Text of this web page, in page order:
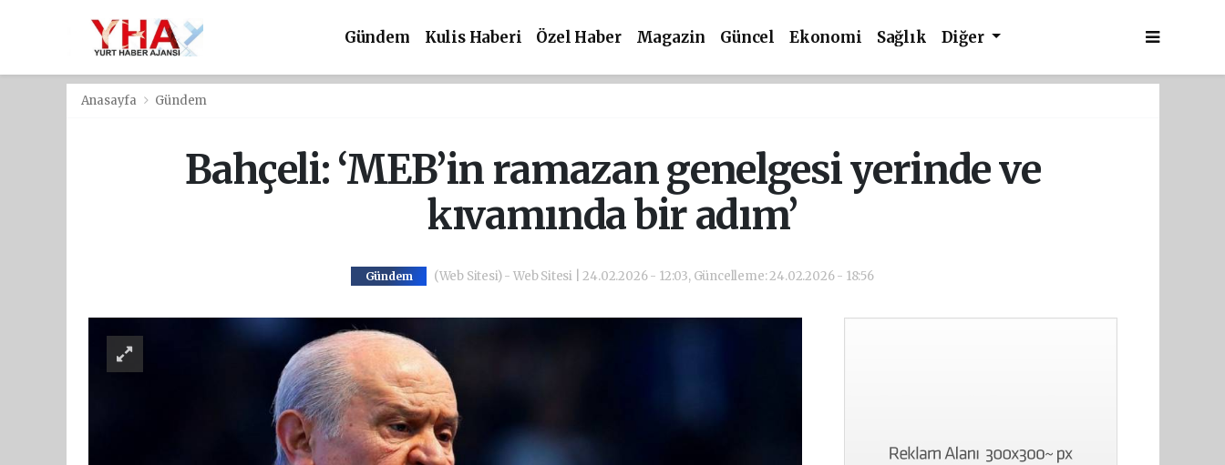
Gündem Kulis Haberi Özel Haber Magazin Güncel Ekonomi Sağlık Diğer
Anasayfa Gündem
Bahçeli: ‘MEB’in ramazan genelgesi yerinde ve
kıvamında bir adım’
Gündem (Web Sitesi) - Web Sitesi | 24.02.2026 - 12:03, Güncelleme: 24.02.2026 - 18:56